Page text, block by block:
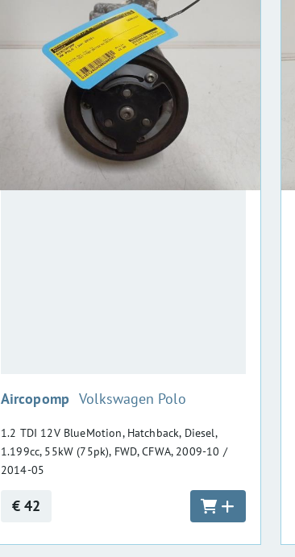
Aircopomp :Volkswagen Polo
1.2 TDI 12V BlueMotion, Hatchback, Diesel,
1.199cc, 55kW (75pk), FWD, CFWA, 2009-10 /
2014-05
€ 42